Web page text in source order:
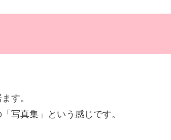
す。
写真集」という感じです。